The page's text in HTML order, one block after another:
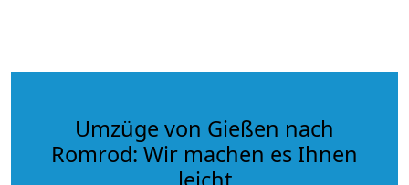
Umzüge von Gießen nach
Romrod: Wir machen es Ihnen
leicht